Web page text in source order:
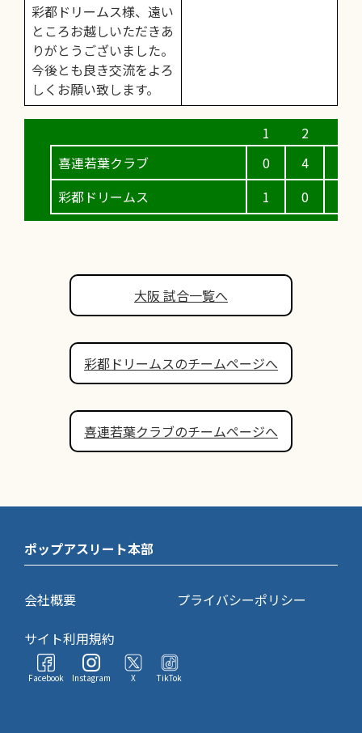
彩都ドリームス様、遠い
ところお越しいただきあ
りがとうございました。
今後とも良き交流をよろ
しくお願い致します。
喜連若葉クラブ
彩都ドリームス
0
1
4
0
大阪 試合一覧へ
彩都ドリームスのチームページへ
喜連若葉クラブのチームページへ
ポップアスリート本部
会社概要
プライバシーポリシー
サイト利用規約
Facebook Instagram X TikTok